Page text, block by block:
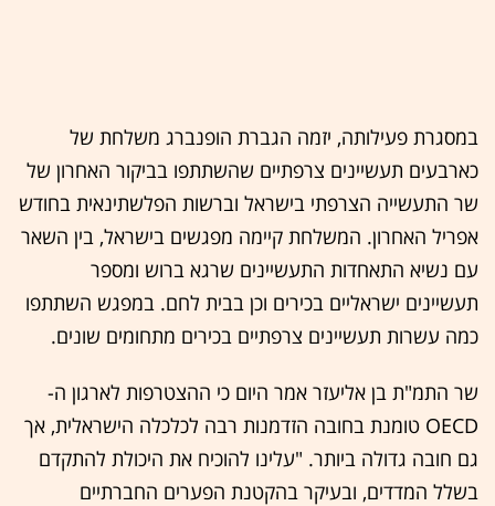
במסגרת פעילותה, יזמה הגברת הופנברג משלחת של
כארבעים תעשיינים צרפתיים שהשתתפו בביקור האחרון של
שר התעשייה הצרפתי בישראל וברשות הפלשתינאית בחודש
אפריל האחרון. המשלחת קיימה מפגשים בישראל, בין השאר
עם נשיא התאחדות התעשיינים שרגא ברוש ומספר
תעשיינים ישראליים בכירים וכן בבית לחם. במפגש השתתפו
כמה עשרות תעשיינים צרפתיים בכירים מתחומים שונים.
שר התמ"ת בן אליעזר אמר היום כי ההצטרפות לארגון ה-
OECD טומנת בחובה הזדמנות רבה לכלכלה הישראלית, אך
גם חובה גדולה ביותר. "עלינו להוכיח את היכולת להתקדם
בשלל המדדים, ובעיקר בהקטנת הפערים החברתיים